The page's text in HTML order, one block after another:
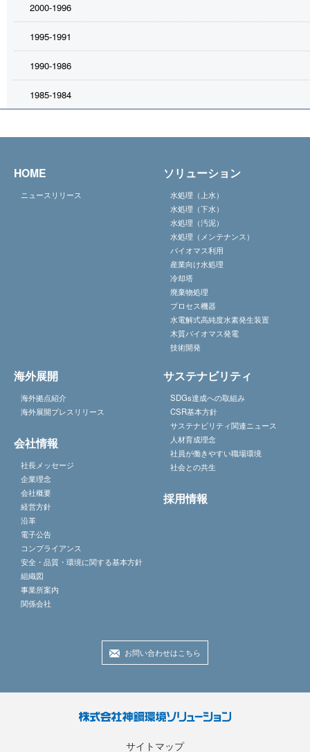
2000-1996
1995-1991
1990-1986
1985-1984
HOME
ニュースリリース
ソリューション
水処理（上水）
水処理（下水）
水処理（汚泥）
水処理（メンテナンス）
バイオマス利用
産業向け水処理
冷却塔
廃棄物処理
プロセス機器
水電解式高純度水素発生装置
木質バイオマス発電
技術開発
海外展開
海外拠点紹介
海外展開プレスリリース
会社情報
社長メッセージ
企業理念
会社概要
経営方針
沿革
電子公告
コンプライアンス
安全・品質・環境に関する基本方針
組織図
事業所案内
関係会社
サステナビリティ
SDGs達成への取組み
CSR基本方針
サステナビリティ関連ニュース
人材育成理念
社員が働きやすい職場環境
社会との共生
採用情報
お問い合わせはこちら
サイトマップ